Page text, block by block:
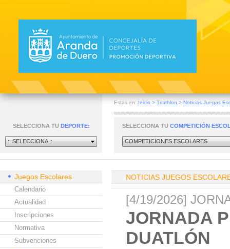
Estas en: Inicio > Triathlon > Noticias Juegos
SELECCIONA TU DEPORTE:
:: SELECCIONA ::
SELECCIONA TU COMPETICIÓN
COMPETICIONES ESCOLARES
Juegos Escolares
Calendario
Actualidad
Inscripciones
Normativa
Subvenciones
NOTICIAS JUEGOS
[4/19/2026]
JORNADA
DUATLÓN